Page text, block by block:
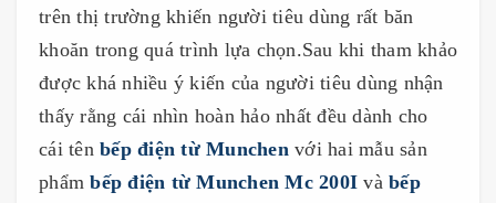
trên thị trường khiến người tiêu dùng rất băn
khoăn trong quá trình lựa chọn.Sau khi tham khảo
được khá nhiều ý kiến của người tiêu dùng nhận
thấy rằng cái nhìn hoàn hảo nhất đều dành cho
cái tên bếp điện từ Munchenvới hai mẫu sản
phẩmbếp điện từ Munchen Mc 200I và bếp